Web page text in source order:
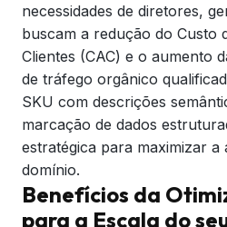
necessidades de diretores,
buscam a redução do Custo
Clientes (CAC) e o aumento
de tráfego orgânico
SKU com descrições
marcação de dados
estratégica para maximizar a
domínio. ​
Benefícios da
para a Escala do